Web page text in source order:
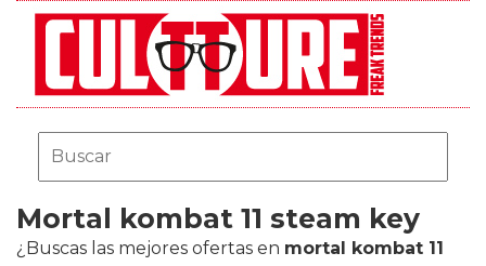
Mortal kombat 11 steam key
¿Buscas las mejores ofertas en mortal kombat 11